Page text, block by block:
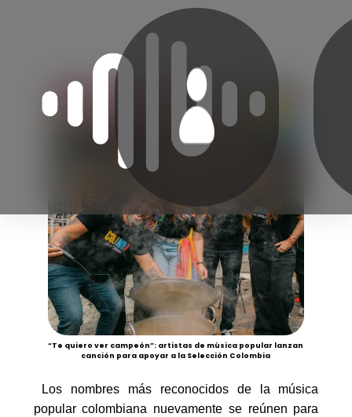
“Te quiero ver campeón”: artistas de música popular lanzan
canción para apoyar a la Selección Colombia
Los nombres más reconocidos de la música
popular colombiana nuevamente se reúnen para